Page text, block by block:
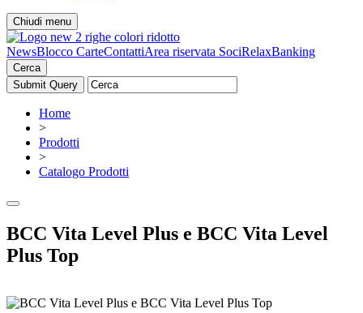
Chiudi menu
NewsBlocco CarteContattiArea riservata SociRelaxBanking
Cerca
Home
>
Prodotti
>
Catalogo Prodotti
BCC Vita Level Plus e BCC Vita Level
Plus Top